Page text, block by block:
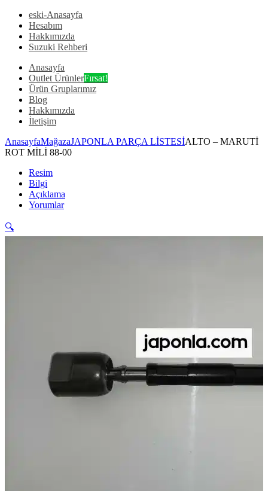
eski-Anasayfa
Hesabım
Hakkımızda
Suzuki Rehberi
Anasayfa
Outlet ÜrünlerFırsat!
Ürün Gruplarımız
Blog
Hakkımızda
İletişim
AnasayfaMağazaJAPONLA PARÇA LİSTESİALTO – MARUTİ
ROT MİLİ 88-00
Resim
Bilgi
Açıklama
Yorumlar
🔍